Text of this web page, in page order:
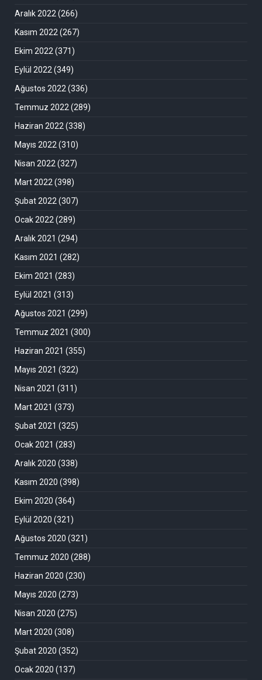
Aralık 2022 (266)
Kasım 2022 (267)
Ekim 2022 (371)
Eylül 2022 (349)
Ağustos 2022 (336)
Temmuz 2022 (289)
Haziran 2022 (338)
Mayıs 2022 (310)
Nisan 2022 (327)
Mart 2022 (398)
Şubat 2022 (307)
Ocak 2022 (289)
Aralık 2021 (294)
Kasım 2021 (282)
Ekim 2021 (283)
Eylül 2021 (313)
Ağustos 2021 (299)
Temmuz 2021 (300)
Haziran 2021 (355)
Mayıs 2021 (322)
Nisan 2021 (311)
Mart 2021 (373)
Şubat 2021 (325)
Ocak 2021 (283)
Aralık 2020 (338)
Kasım 2020 (398)
Ekim 2020 (364)
Eylül 2020 (321)
Ağustos 2020 (321)
Temmuz 2020 (288)
Haziran 2020 (230)
Mayıs 2020 (273)
Nisan 2020 (275)
Mart 2020 (308)
Şubat 2020 (352)
Ocak 2020 (137)